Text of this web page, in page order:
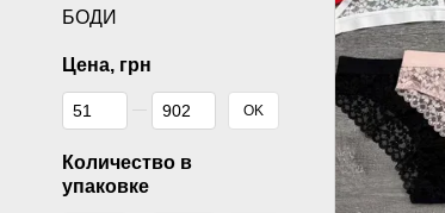
БОДИ
Цена, грн
От Цена, грн
До Цена, грн OK
Количество в
упаковке